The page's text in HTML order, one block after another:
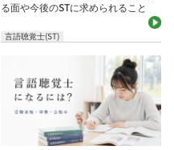
る面や今後のSTに求められること
言語聴覚士(ST)